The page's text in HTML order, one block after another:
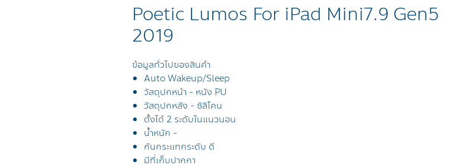
Poetic Lumos For iPad Mini7.9 Gen5
2019
ข้อมูลทั่วไปของสินค้า
Auto Wakeup/Sleep
วัสดุปกหน้า - หนัง PU
วัสดุปกหลัง - ซิลิโคน
ตั้งได้ 2 ระดับในแนวนอน
น้ำหนัก -
กันกระแทกระดับ ดี
มีที่เก็บปากกา